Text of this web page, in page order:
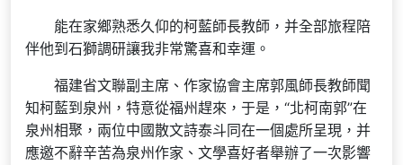
能在家鄉熟悉久仰的柯藍師長教師，并全部旅程陪
伴他到石獅調研讓我非常驚喜和幸運。
福建省文聯副主席、作家協會主席郭風師長教師聞
知柯藍到泉州，特意從福州趕來，于是，“北柯南郭”在
泉州相聚，兩位中國散文詩泰斗同在一個處所呈現，并
應邀不辭辛苦為泉州作家、文學喜好者舉辦了一次影響